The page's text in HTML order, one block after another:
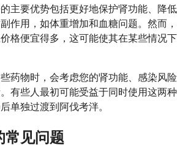
主要优势包括更好地保护肾功能、降低
作用，如体重增加和血糖问题。然而，
格便宜得多，这可能使其在某些情况下
药物时，会考虑您的肾功能、感染风险
有些人最初可能受益于同时使用这两种
单独过渡到阿伐考泮。
常见问题